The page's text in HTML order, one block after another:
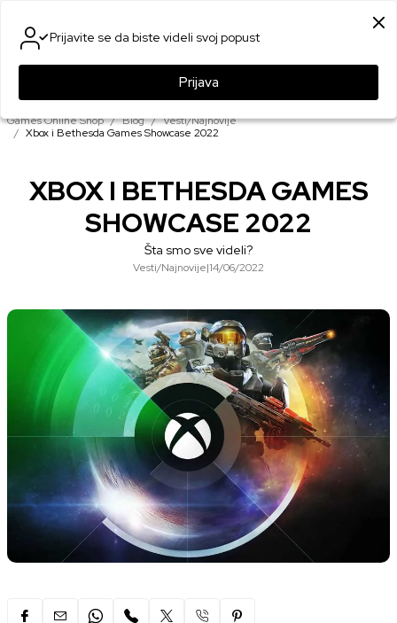
Games Online Shop Blog
Vesti/Najnovije
Xbox i Bethesda Games Showcase 2022
XBOX I BETHESDA GAMES
SHOWCASE 2022
Šta smo sve videli?
Vesti/Najnovije|14/06/2022
Prijavite se da biste videli svoj popust
Prijava